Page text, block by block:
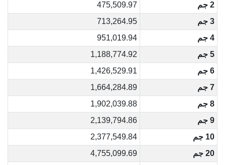
2 جم
475,509.97
3 جم
713,264.95
4 جم
951,019.94
5 جم
1,188,774.92
6 جم
1,426,529.91
7 جم
1,664,284.89
8 جم
1,902,039.88
9 جم
2,139,794.86
10 جم
2,377,549.84
20 جم
4,755,099.69